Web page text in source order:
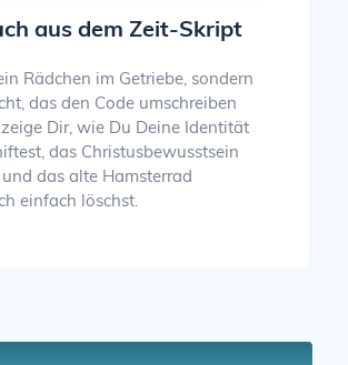
aus dem Zeit-Skript
Rädchen im Getriebe, sondern
das den Code umschreiben
Dir, wie Du Deine Identität
das Christusbewusstsein
das alte Hamsterrad
einfach löschst.